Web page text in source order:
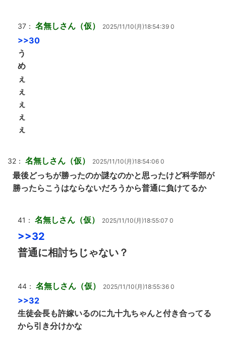
37： 名無しさん（仮） 2025/11/10(月)18:54:39 0
>>30
う
め
ぇ
ぇ
ぇ
ぇ
ぇ
32： 名無しさん（仮） 2025/11/10(月)18:54:06 0
最後どっちが勝ったのか謎なのかと思ったけど科学部が
勝ったらこうはならないだろうから普通に負けてるか
41： 名無しさん（仮） 2025/11/10(月)18:55:07 0
>>32
普通に相討ちじゃない？
44： 名無しさん（仮） 2025/11/10(月)18:55:36 0
>>32
生徒会長も許嫁いるのに九十九ちゃんと付き合ってる
から引き分けかな